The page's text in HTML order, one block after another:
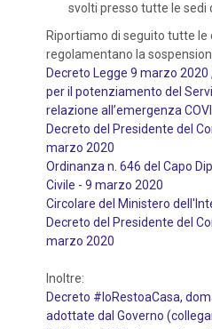
svolti presso tutte le sedi
Riportiamo di seguito tutte le
regolamentano la
Decreto Legge 9 marzo
per il potenziamento del
relazione all’emergenza
Decreto del Presidente del
marzo 2020
Ordinanza n. 646 del Capo
Civile - 9 marzo 2020
Circolare del Ministero
Decreto del Presidente del
marzo 2020
Inoltre:
Decreto #IoRestoaCasa,
adottate dal Governo